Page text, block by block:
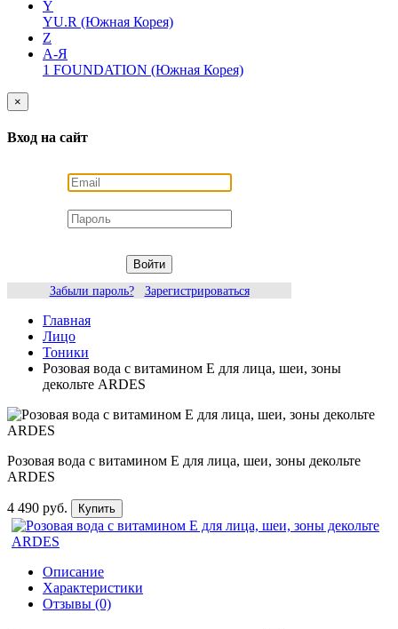
Y
YU.R (Южная Корея)
Z
А-Я
1 FOUNDATION (Южная Корея)
×
Вход на сайт
Войти
Забыли пароль?
Зарегистрироваться
Главная
Лицо
Тоники
Розовая вода с витамином Е для лица, шеи, зоны
декольте ARDES
Розовая вода с витамином Е для лица, шеи, зоны декольте
ARDES
4 490 руб. Купить
Описание
Характеристики
Отзывы (0)